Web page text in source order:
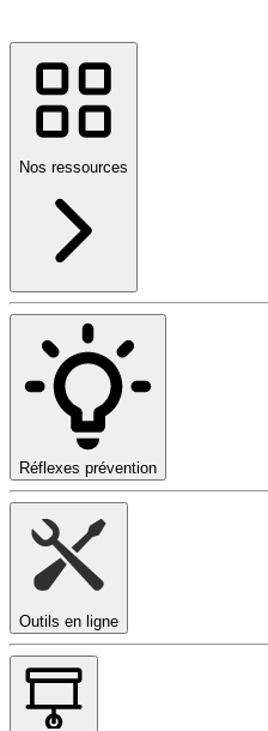
Nos ressources
Réflexes prévention
Outils en ligne